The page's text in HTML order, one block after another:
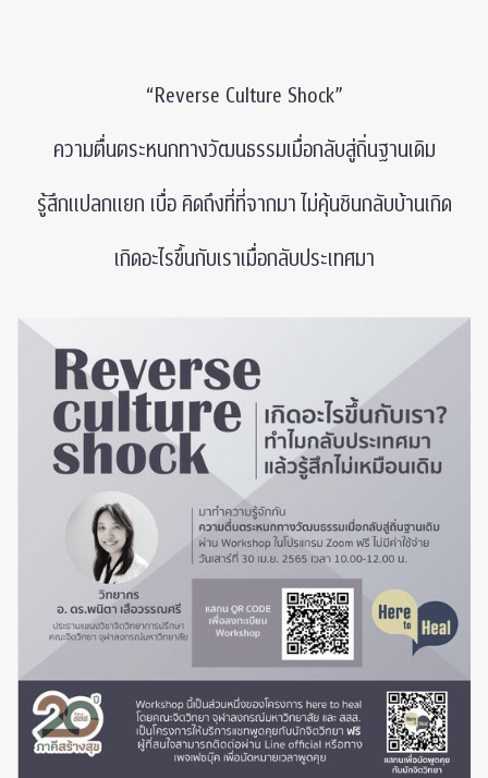
“Reverse Culture Shock”
ความตื่นตระหนกทางวัฒนธรรมเมื่อกลับสู่ถิ่นฐานเดิม
รู้สึกแปลกแยก เบื่อ คิดถึงที่ที่จากมา ไม่คุ้นชินกลับบ้านเกิด
เกิดอะไรขึ้นกับเราเมื่อกลับประเทศมา